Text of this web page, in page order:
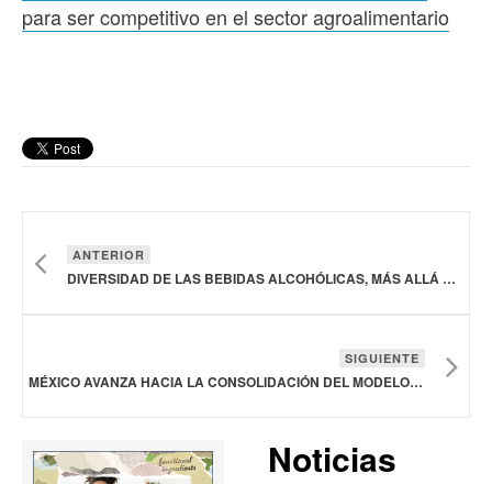
para ser competitivo en el sector agroalimentario
ANTERIOR
DIVERSIDAD DE LAS BEBIDAS ALCOHÓLICAS, MÁS ALLÁ DEL PORCENTAJE
SIGUIENTE
MÉXICO AVANZA HACIA LA CONSOLIDACIÓN DEL MODELO DE COMPRAS PÚBLICAS SOSTENIBLES DE CAFÉ RUMBO A 2026
Noticias